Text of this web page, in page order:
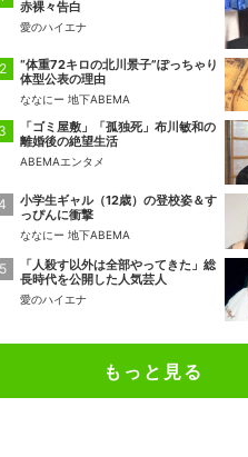
赤裸々告白
愛のハイエナ
“体重72キロの北川景子”ぽっちゃり
体型公表の理由
ななにー 地下ABEMA
「ゴミ屋敷」「孤独死」布川敏和の
離婚後の絶望生活
ABEMAエンタメ
小学生ギャル（12歳）の登校姿＆す
っぴんに衝撃
ななにー 地下ABEMA
「人殺す以外は全部やってきた」総
長時代を公開した人気芸人
愛のハイエナ
もっと見る